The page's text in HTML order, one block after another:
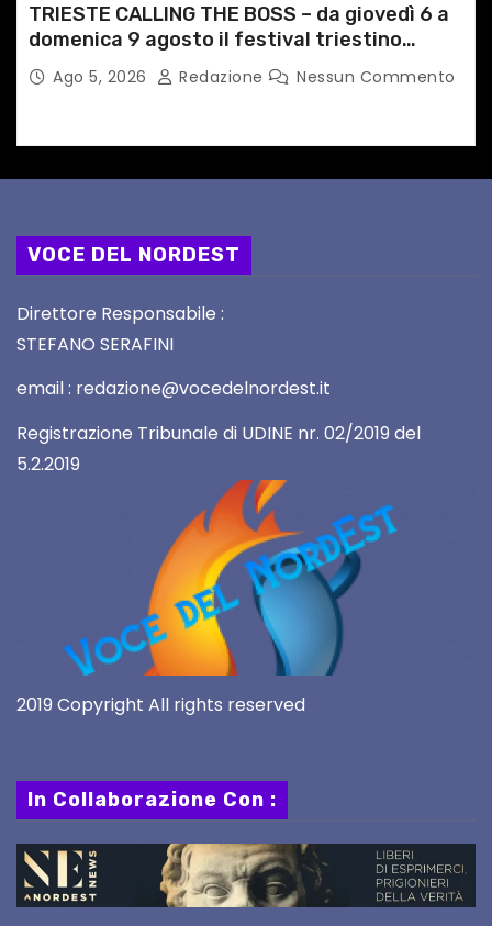
TRIESTE CALLING THE BOSS – da giovedì 6 a
domenica 9 agosto il festival triestino
dedicato a Springsteen
Ago 5, 2026 Redazione Nessun Commento
VOCE DEL NORDEST
Direttore Responsabile :
STEFANO SERAFINI
email : redazione@vocedelnordest.it
Registrazione Tribunale di UDINE nr. 02/2019 del
5.2.2019
2019 Copyright All rights reserved
In Collaborazione Con :